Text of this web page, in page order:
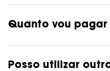
Quanto vou pagar
Posso utilizar